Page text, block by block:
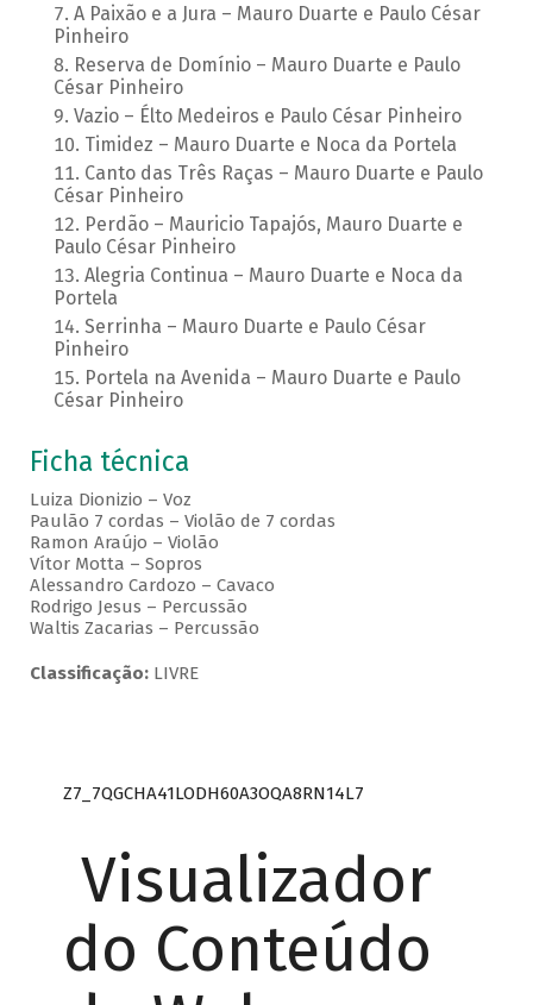
A Paixão e a Jura – Mauro Duarte e Paulo César
Pinheiro
Reserva de Domínio – Mauro Duarte e Paulo
César Pinheiro
Vazio – Élto Medeiros e Paulo César Pinheiro
Timidez – Mauro Duarte e Noca da Portela
Canto das Três Raças – Mauro Duarte e Paulo
César Pinheiro
Perdão – Mauricio Tapajós, Mauro Duarte e
Paulo César Pinheiro
Alegria Continua – Mauro Duarte e Noca da
Portela
Serrinha – Mauro Duarte e Paulo César
Pinheiro
Portela na Avenida – Mauro Duarte e Paulo
César Pinheiro
Ficha técnica
Luiza Dionizio – Voz
Paulão 7 cordas – Violão de 7 cordas
Ramon Araújo – Violão
Vítor Motta – Sopros
Alessandro Cardozo – Cavaco
Rodrigo Jesus – Percussão
Waltis Zacarias – Percussão
Classificação:LIVRE
Z7_7QGCHA41LODH60A3OQA8RN14L7
Visualizador
do Conteúdo